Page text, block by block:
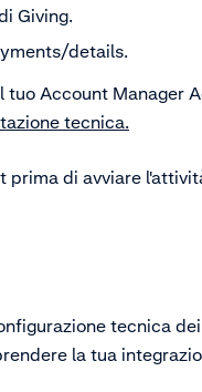
Giving.
details.
Account Manager
tecnica.
di avviare
tecnica
la tua